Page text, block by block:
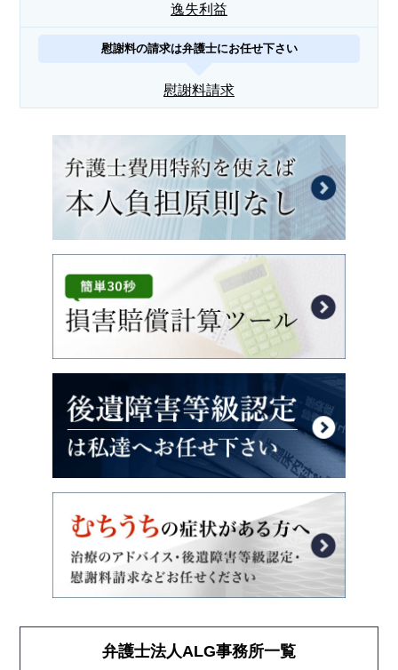
逸失利益
慰謝料の請求は弁護士にお任せ下さい
慰謝料請求
弁護士法人ALG事務所一覧